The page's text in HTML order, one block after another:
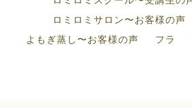
ロミロミサロン〜お客様の声
よもぎ蒸し〜お客様の声
フラ